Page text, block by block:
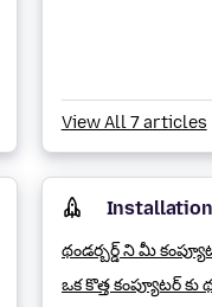
View All 7 articles
ఒక కొత్త కంప్యూటర్